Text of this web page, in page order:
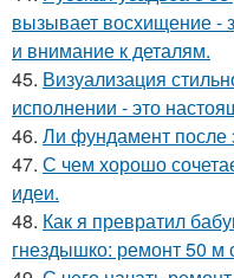
вызывает восхищение -
и внимание к деталям.
45. Визуализация
исполнении - это
46. Ли фундамент после
47. С чем хорошо
идеи.
48. Как я превратил
гнездышко: ремонт 50 м